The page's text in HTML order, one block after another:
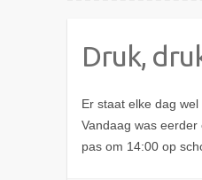
Druk,
Er staat elke dag
Vandaag was
pas om 14:00 op